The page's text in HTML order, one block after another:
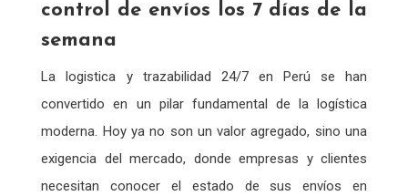
control de envíos los 7 días de la
semana
La logistica y trazabilidad 24/7 en Perú se han
convertido en un pilar fundamental de la logística
moderna. Hoy ya no son un valor agregado, sino una
exigencia del mercado, donde empresas y clientes
necesitan conocer el estado de sus envíos en